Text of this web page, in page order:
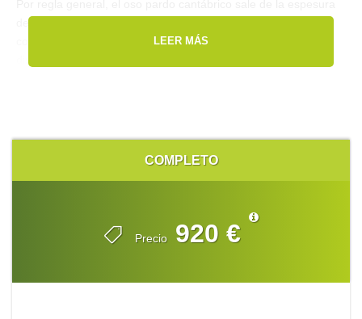
COMPLETO
Precio 920 €
de los bosques para alimentarse en la orla supraforestal,
consumiendo arándanos, moras y avellanas; recursos
Se realizarán esperas en puntos estratégicos -moviéndonos por
lugares con mayores garantías de éxito; todo ello es posible
gracias al extenso conocimiento del medio que posee nuestro
LEER MÁS